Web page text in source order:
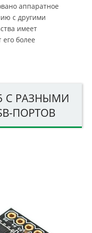
аппаратное
с другими
имеет
более
С РАЗНЫМИ
ПОРТОВ